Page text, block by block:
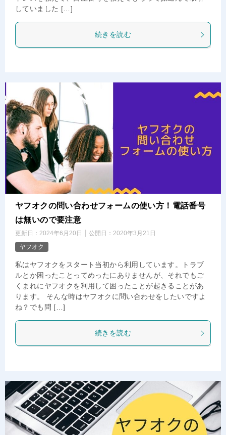
していました […]
続きを読む
ヤフオクの問い合わせフォームの使い方！電話番号
は無いので要注意
更新日： 2024年6月20日 公開日： 2020年3月21日
ヤフオク
私はヤフオクをスタート当初から利用しています。トラブ
ルとか困ったことってめったにありませんが、それでもご
くまれにヤフオクを利用して困ったことが起きることがあ
ります。 そんな時はヤフオクに問い合わせをしたいですよ
ね？でも問 […]
続きを読む